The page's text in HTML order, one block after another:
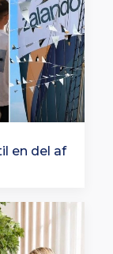
en del af